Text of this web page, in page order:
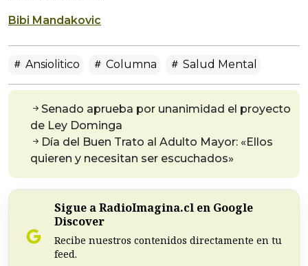
Bibi Mandakovic
Ansiolitico Columna Salud Mental
Senado aprueba por unanimidad el proyecto
de Ley Dominga
Día del Buen Trato al Adulto Mayor: «Ellos
quieren y necesitan ser escuchados»
Sigue a RadioImagina.cl en Google
Discover
Recibe nuestros contenidos directamente en tu
feed.